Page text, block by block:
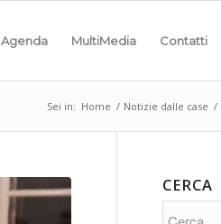
Agenda MultiMedia Contatti
Sei in: Home / Notizie dalle case /
CERCA